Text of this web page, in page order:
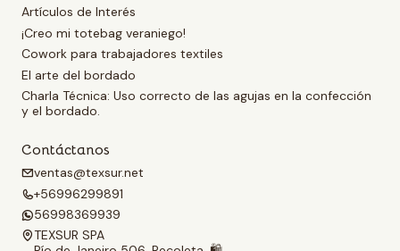
Artículos de Interés
¡Creo mi totebag veraniego!
Cowork para trabajadores textiles
El arte del bordado
Charla Técnica: Uso correcto de las agujas en la confección
y el bordado.
Contáctanos
ventas@texsur.net
+56996299891
56998369939
TEXSUR SPA